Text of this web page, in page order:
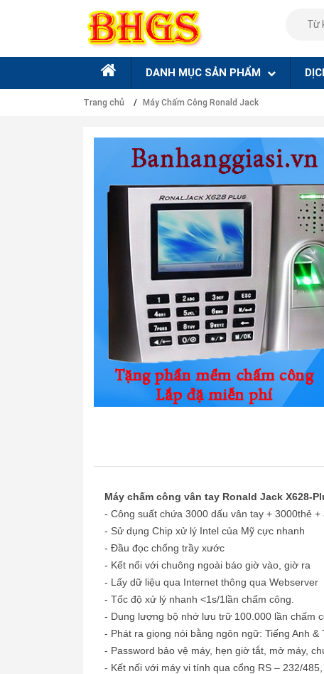
DANH MỤC SẢN PHẨM
Trang chủ Máy Chấm Công Ronald Jack
Máy chấm công vân tay Ronald Jack X628-
- Công suất chứa 3000 dấu vân tay + 3000thẻ +
- Sử dụng Chip xử lý Intel của Mỹ cực nhanh
- Đầu đọc chống trầy xước
- Kết nối với chuông ngoài báo giờ vào, giờ ra
- Lấy dữ liệu qua Internet thông qua Webserver
- Tốc độ xử lý nhanh <1s/1lần chấm công.
- Dung lượng bộ nhớ lưu trữ 100.000 lần chấm
- Phát ra giọng nói bằng ngôn ngữ: Tiếng Anh &
- Password bảo vệ máy, hẹn giờ tắt, mở máy,
- Kết nối với máy vi tính qua cổng RS – 232/